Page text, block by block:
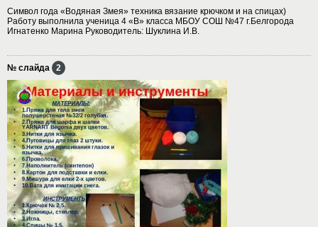
Символ года «Водяная Змея» техника вязание крючком и на спицах)
Работу выполнила ученица 4 «В» класса МБОУ СОШ №47 г.Белгорода
Игнатенко Марина Руководитель: Шуклина И.В.
№ слайда 2